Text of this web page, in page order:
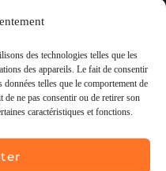
des technologies telles que les
des appareils. Le fait de consentir
telles que le comportement de
ne pas consentir ou de retirer son
caractéristiques et fonctions.